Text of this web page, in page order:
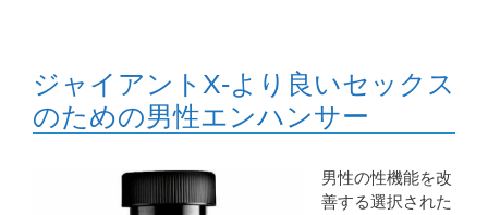
ジャイアントX-より良いセックス
のための男性エンハンサー
男性の性機能を改
善する選択された